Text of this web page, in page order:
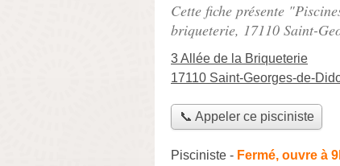
Cette fiche présente
briqueterie, 17110 Saint-
3 Allée de la Briqueterie
17110 Saint-Georges-de-
📞 Appeler ce pisciniste
Pisciniste - Fermé, ouvre à